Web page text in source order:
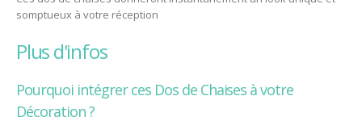
somptueux à votre réception
plus d'infos
Pourquoi intégrer ces Dos de Chaises à votre
Décoration ?